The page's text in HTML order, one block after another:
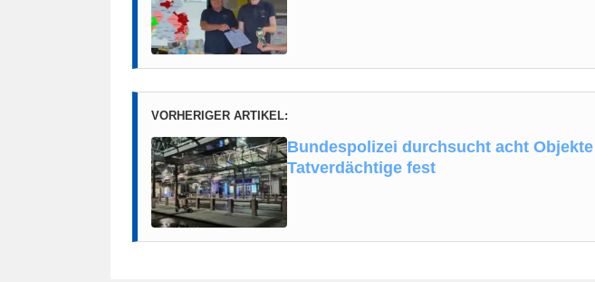
VORHERIGER ARTIKEL:
Bundespolizei durchsucht acht
Tatverdächtige fest